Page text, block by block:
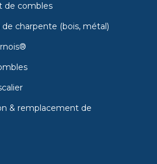
de combles
charpente (bois, métal)
& remplacement de